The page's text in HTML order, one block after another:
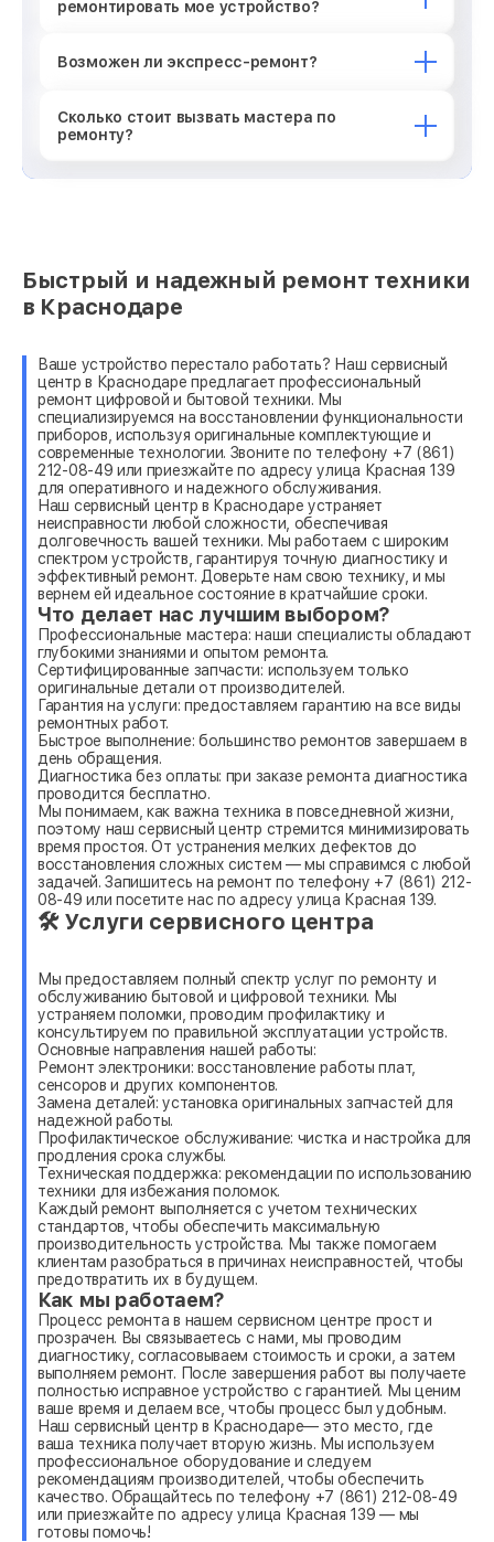
ремонтировать мое устройство?
Возможен ли экспресс-ремонт?
Сколько стоит вызвать мастера по
ремонту?
Быстрый и надежный ремонт техники
в Краснодаре
Ваше устройство перестало работать? Наш сервисный
центр в Краснодаре предлагает профессиональный
ремонт цифровой и бытовой техники. Мы
специализируемся на восстановлении функциональности
приборов, используя оригинальные комплектующие и
современные технологии. Звоните по телефону +7 (861)
212-08-49 или приезжайте по адресу улица Красная 139
для оперативного и надежного обслуживания.
Наш сервисный центр в Краснодаре устраняет
неисправности любой сложности, обеспечивая
долговечность вашей техники. Мы работаем с широким
спектром устройств, гарантируя точную диагностику и
эффективный ремонт. Доверьте нам свою технику, и мы
вернем ей идеальное состояние в кратчайшие сроки.
Что делает нас лучшим выбором?
Профессиональные мастера: наши специалисты обладают
глубокими знаниями и опытом ремонта.
Сертифицированные запчасти: используем только
оригинальные детали от производителей.
Гарантия на услуги: предоставляем гарантию на все виды
ремонтных работ.
Быстрое выполнение: большинство ремонтов завершаем в
день обращения.
Диагностика без оплаты: при заказе ремонта диагностика
проводится бесплатно.
Мы понимаем, как важна техника в повседневной жизни,
поэтому наш сервисный центр стремится минимизировать
время простоя. От устранения мелких дефектов до
восстановления сложных систем — мы справимся с любой
задачей. Запишитесь на ремонт по телефону +7 (861) 212-
08-49 или посетите нас по адресу улица Красная 139.
🛠 Услуги сервисного центра
Мы предоставляем полный спектр услуг по ремонту и
обслуживанию бытовой и цифровой техники. Мы
устраняем поломки, проводим профилактику и
консультируем по правильной эксплуатации устройств.
Основные направления нашей работы:
Ремонт электроники: восстановление работы плат,
сенсоров и других компонентов.
Замена деталей: установка оригинальных запчастей для
надежной работы.
Профилактическое обслуживание: чистка и настройка для
продления срока службы.
Техническая поддержка: рекомендации по использованию
техники для избежания поломок.
Каждый ремонт выполняется с учетом технических
стандартов, чтобы обеспечить максимальную
производительность устройства. Мы также помогаем
клиентам разобраться в причинах неисправностей, чтобы
предотвратить их в будущем.
Как мы работаем?
Процесс ремонта в нашем сервисном центре прост и
прозрачен. Вы связываетесь с нами, мы проводим
диагностику, согласовываем стоимость и сроки, а затем
выполняем ремонт. После завершения работ вы получаете
полностью исправное устройство с гарантией. Мы ценим
ваше время и делаем все, чтобы процесс был удобным.
Наш сервисный центр в Краснодаре— это место, где
ваша техника получает вторую жизнь. Мы используем
профессиональное оборудование и следуем
рекомендациям производителей, чтобы обеспечить
качество. Обращайтесь по телефону +7 (861) 212-08-49
или приезжайте по адресу улица Красная 139 — мы
готовы помочь!